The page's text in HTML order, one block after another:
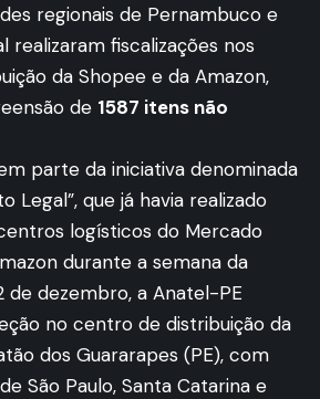
regionais de Pernambuco e
realizaram fiscalizações nos
da Shopee e da Amazon,
de 1587 itens não
parte da iniciativa denominada
Legal”, que já havia realizado
logísticos do Mercado
durante a semana da
de dezembro, a Anatel-PE
no centro de distribuição da
dos Guararapes (PE), com
São Paulo, Santa Catarina e